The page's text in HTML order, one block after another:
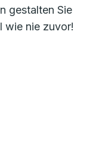
gestalten Sie
wie nie zuvor!